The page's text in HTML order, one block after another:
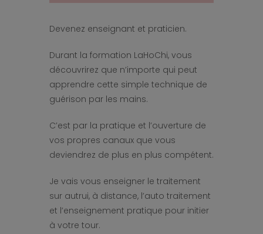
Devenez enseignant et praticien.
Durant la formation LaHoChi, vous
découvrirez que n’importe qui peut
apprendre cette simple technique de
guérison par les mains.
C’est par la pratique et l’ouverture de
vos propres canaux que vous
deviendrez de plus en plus compétent.
Je vais vous enseigner le traitement
sur autrui, à distance, l’auto traitement
et l’enseignement pratique pour initier
à votre tour.